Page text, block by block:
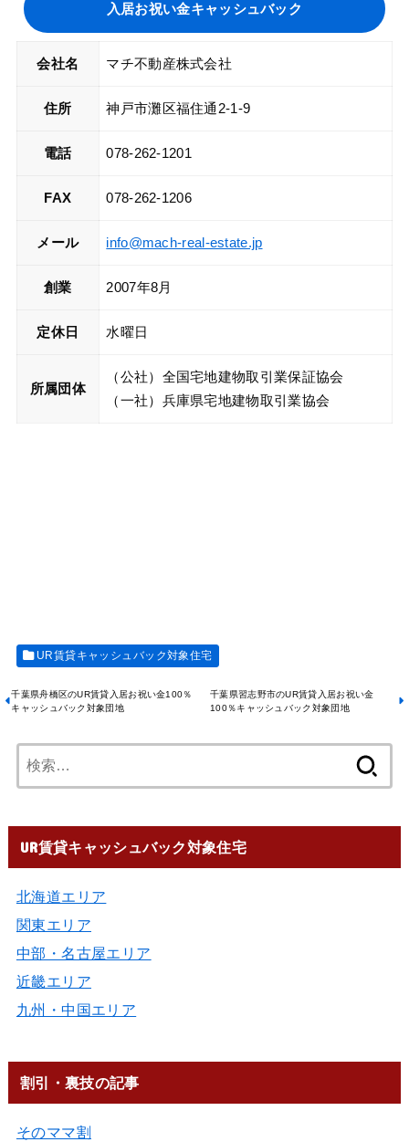
入居お祝い金キャッシュバック
会社名 マチ不動産株式会社
住所 神戸市灘区福住通2-1-9
電話 078-262-1201
FAX 078-262-1206
メール info@mach-real-estate.jp
創業 2007年8月
定休日 水曜日
所属団体
（公社）全国宅地建物取引業保証協会
（一社）兵庫県宅地建物取引業協会
UR賃貸キャッシュバック対象住宅
千葉県習志野市のUR賃貸入居お祝い金
100％キャッシュバック対象団地
千葉県舟橋区のUR賃貸入居お祝い金100％
キャッシュバック対象団地
UR賃貸キャッシュバック対象住宅
北海道エリア
関東エリア
中部・名古屋エリア
近畿エリア
九州・中国エリア
割引・裏技の記事
そのママ割